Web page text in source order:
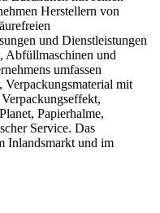
Herstellern von
und Dienstleistungen
Abfüllmaschinen und
umfassen
mit
Papierhalme,
Service. Das
Inlandsmarkt und im